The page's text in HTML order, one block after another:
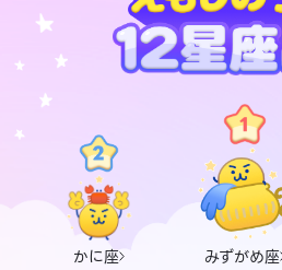
かに座 みずがめ座